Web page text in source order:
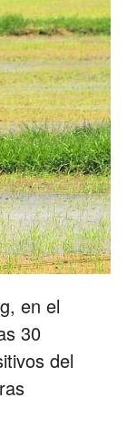
en el
30
del